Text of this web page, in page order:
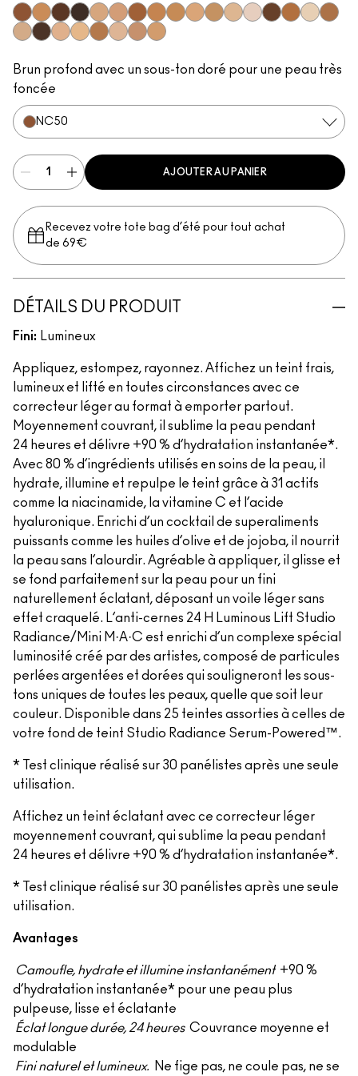
NC50
NC40NW55NW65NC17.5
NW20NW45
NC44NC42
Brun profond avec un sous-ton doré pour une peau très
foncée
NC50
AJOUTER AU PANIER
Recevez votre tote bag d’été pour tout achat
de 69€
DÉTAILS DU PRODUIT
Fini: Lumineux
Appliquez, estompez, rayonnez. Affichez un teint frais,
lumineux et lifté en toutes circonstances avec ce
correcteur léger au format à emporter partout.
Moyennement couvrant, il sublime la peau pendant
24 heures et délivre +90 % d’hydratation instantanée*.
Avec 80 % d’ingrédients utilisés en soins de la peau, il
hydrate, illumine et repulpe le teint grâce à 31 actifs
comme la niacinamide, la vitamine C et l’acide
hyaluronique. Enrichi d’un cocktail de superaliments
puissants comme les huiles d’olive et de jojoba, il nourrit
la peau sans l’alourdir. Agréable à appliquer, il glisse et
se fond parfaitement sur la peau pour un fini
naturellement éclatant, déposant un voile léger sans
effet craquelé. L’anti-cernes 24 H Luminous Lift Studio
Radiance/Mini M·A·C est enrichi d’un complexe spécial
luminosité créé par des artistes, composé de particules
perlées argentées et dorées qui souligneront les sous-
tons uniques de toutes les peaux, quelle que soit leur
couleur. Disponible dans 25 teintes assorties à celles de
votre fond de teint Studio Radiance Serum-Powered™.
* Test clinique réalisé sur 30 panélistes après une seule
utilisation.
Affichez un teint éclatant avec ce correcteur léger
moyennement couvrant, qui sublime la peau pendant
24 heures et délivre +90 % d’hydratation instantanée*.
* Test clinique réalisé sur 30 panélistes après une seule
utilisation.
Avantages
Camoufle, hydrate et illumine instantanément +90 %
d’hydratation instantanée* pour une peau plus
pulpeuse, lisse et éclatante
Éclat longue durée, 24 heures Couvrance moyenne et
modulable
Fini naturel et lumineux.
Ne fige pas, ne coule pas, ne se